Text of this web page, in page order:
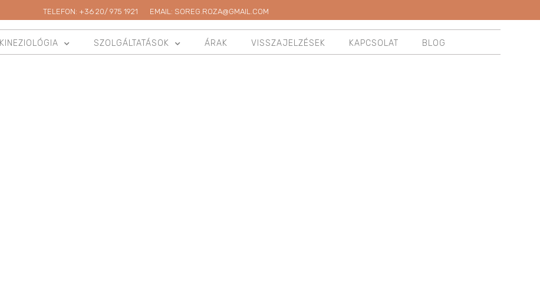
TELEFON: +36 20/ 975 1921 EMAIL: SOREG.ROZA@GMAIL.COM
KINEZIOLÓGIA SZOLGÁLTATÁSOK ÁRAK VISSZAJELZÉSEK KAPCSOLAT BLOG